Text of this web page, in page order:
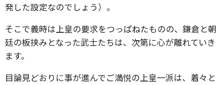
発した設定なのでしょう）。
そこで義時は上皇の要求をつっぱねたものの、鎌倉と朝
廷の板挟みとなった武士たちは、次第に心が離れていき
ます。
目論見どおりに事が進んでご満悦の上皇一派は、着々と